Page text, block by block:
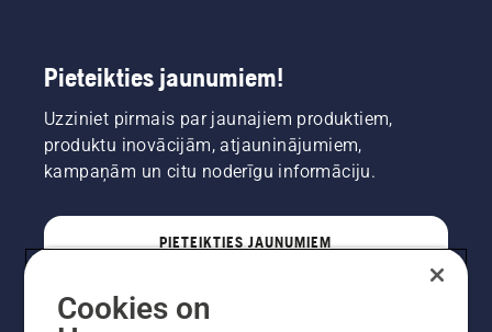
Pieteikties jaunumiem!
Uzziniet pirmais par jaunajiem produktiem,
produktu inovācijām, atjauninājumiem,
kampaņām un citu noderīgu informāciju.
PIETEIKTIES JAUNUMIEM
Cookies on